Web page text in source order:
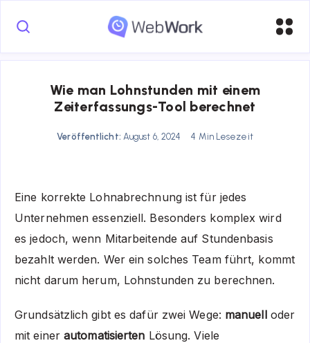
Wie man Lohnstunden mit einem
Zeiterfassungs-Tool berechnet
Veröffentlicht: August 6, 2024 4 Min Lesezeit
Eine korrekte Lohnabrechnung ist für jedes
Unternehmen essenziell. Besonders komplex wird
es jedoch, wenn Mitarbeitende auf Stundenbasis
bezahlt werden. Wer ein solches Team führt, kommt
nicht darum herum, Lohnstunden zu berechnen.
Grundsätzlich gibt es dafür zwei Wege: manuell oder
mit einer automatisierten Lösung. Viele